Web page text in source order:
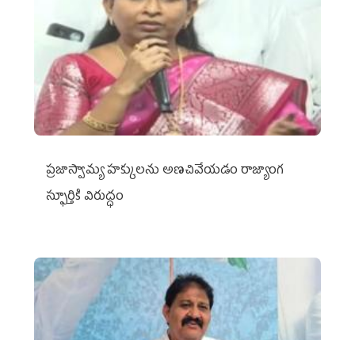
ప్రజాస్వామ్య హక్కులను అణచివేయడం రాజ్యాంగ
స్ఫూర్తికి విరుద్ధం